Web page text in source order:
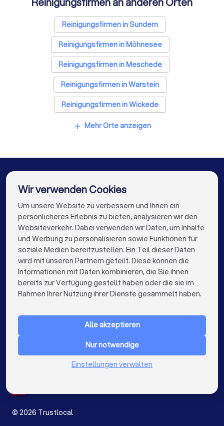
Sicherheitstechniker in Arnsberg
Trockenbauer in Arnsberg
Sanitärinstallateure in Arnsberg
Fliesenleger in Arnsberg
Fensterbauer in Arnsberg
Bodenleger in Arnsberg
Reinigungsfirmen in Sundern
Reinigungsfirmen in Möhnesee
Reinigungsfirmen in Meschede
Reinigungsfirmen in Warstein
Reinigungsfirmen in Wickede
Reinigungsfirmen in Menden
Reinigungsfirmen in Werl
Reinigungsfirmen in Neuenrade
Reinigungsfirmen in Berlin
Reinigungsfirmen in Hamburg
Reinigungsfirmen in München
Reinigungsfirmen in Köln
Reinigungsfirmen in Stuttgart
Reinigungsfirmen in Düsseldorf
Reinigungsfirmen in Dortmund
add Mehr Orte anzeigen
Die besten Unternehmen für Sie
info@trustlocal.de
FÜR PRIVATPERSONEN
Niederlande
© 2026 Trustlocal
Wir verwenden Cookies
Um unsere Website zu verbessern und Ihnen ein
persönlicheres Erlebnis zu bieten, analysieren wir den
Websiteverkehr. Dabei verwenden wir Daten, um Inhalte
und Werbung zu personalisieren sowie Funktionen für
soziale Medien bereitzustellen. Ein Teil dieser Daten
wird mit unseren Partnern geteilt. Diese können die
Informationen mit Daten kombinieren, die Sie ihnen
bereits zur Verfügung gestellt haben oder die sie im
Rahmen Ihrer Nutzung ihrer Dienste gesammelt haben.
Alle akzeptieren
Nur notwendige
Einstellungen verwalten